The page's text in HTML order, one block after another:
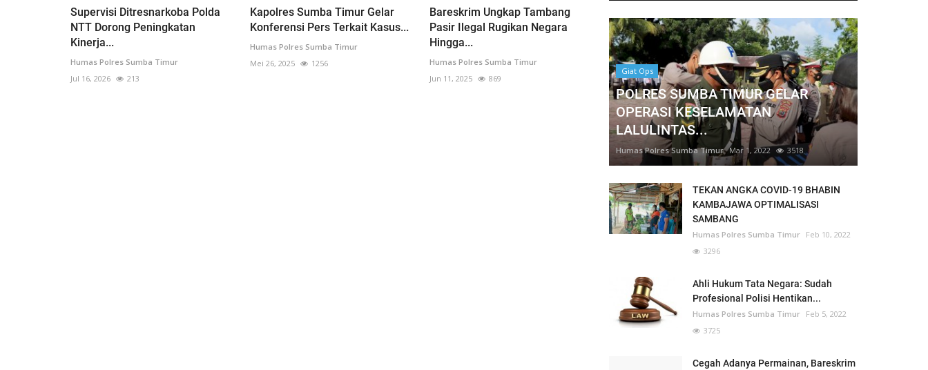
Supervisi Ditresnarkoba Polda
NTT Dorong Peningkatan
Kinerja...
Humas Polres Sumba Timur
Jul 16, 2026
213
Kapolres Sumba Timur Gelar
Konferensi Pers Terkait Kasus...
Humas Polres Sumba Timur
Mei 26, 2025
1256
Bareskrim Ungkap Tambang
Pasir Ilegal Rugikan Negara
Hingga...
Humas Polres Sumba Timur
Jun 11, 2025
869
Giat Ops
POLRES SUMBA TIMUR GELAR
OPERASI KESELAMATAN
LALULINTAS...
Humas Polres Sumba Timur Mar 1, 2022 3518
TEKAN ANGKA COVID-19 BHABIN
KAMBAJAWA OPTIMALISASI
SAMBANG
Humas Polres Sumba Timur Feb 10, 2022
3296
Ahli Hukum Tata Negara: Sudah
Profesional Polisi Hentikan...
Humas Polres Sumba Timur Feb 5, 2022
3725
Cegah Adanya Permainan, Bareskrim